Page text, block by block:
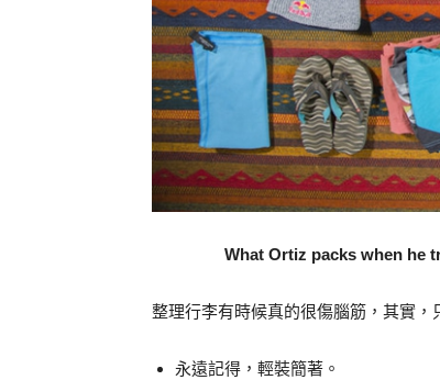
What Ortiz packs when he
整理行李有時候真的很傷腦筋，其實，
永遠記得，輕裝簡著。